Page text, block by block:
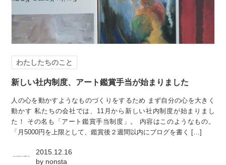
わたしたちのこと
新しい社内制度、アート鑑賞手当が始まりました
人の心を動かすようなものづくりをするため まず自分の心を大きく
動かす 私たちの会社では、11月から新しい社内制度が始まりまし
た！ その名も「アート鑑賞手当制度」。 内容はこのようなもの。
「月5000円を上限として、鑑賞後２週間以内にブログを書く […]
2015.12.16
by nonsta